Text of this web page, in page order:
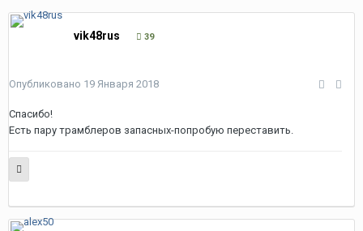
vik48rus 39
Опубликовано 19 Января 2018
Спасибо!
Есть пару трамблеров запасных-попробую переставить.